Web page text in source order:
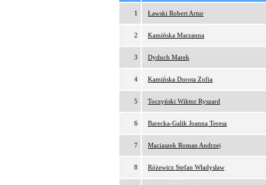
1 Ławski Robert Artur
2 Kamińska Marzanna
3 Dyduch Marek
4 Kamińska Dorota Zofia
5 Toczyński Wiktor Ryszard
6 Barecka-Galik Joanna Teresa
7 Maciaszek Roman Andrzej
8 Różewicz Stefan Władysław